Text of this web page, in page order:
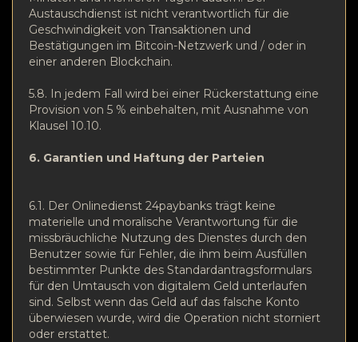
Austauschdienst ist nicht verantwortlich für die
Geschwindigkeit von Transaktionen und
Bestätigungen im Bitcoin-Netzwerk und / oder in
einer anderen Blockchain.
5.8. In jedem Fall wird bei einer Rückerstattung eine
Provision von 5 % einbehalten, mit Ausnahme von
Klausel 10.10.
6. Garantien und Haftung der Parteien
6.1. Der Onlinedienst 24paybanks trägt keine
materielle und moralische Verantwortung für die
missbräuchliche Nutzung des Dienstes durch den
Benutzer sowie für Fehler, die ihm beim Ausfüllen
bestimmter Punkte des Standardantragsformulars
für den Umtausch von digitalem Geld unterlaufen
sind. Selbst wenn das Geld auf das falsche Konto
überwiesen wurde, wird die Operation nicht storniert
oder erstattet.